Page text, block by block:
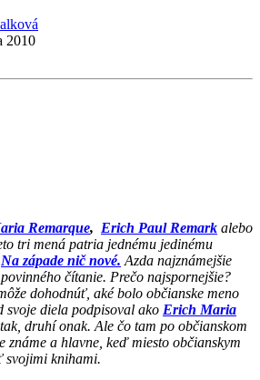
2010
Remarque, Erich Paul Remark alebo
tri mená patria jednému jedinému
Na západe nič nové. Azda najznámejšie
čítanie. Prečo najspornejšie?
dohodnúť, aké bolo občianske meno
svoje diela podpisoval ako Erich Maria
druhí onak. Ale čo tam po občianskom
známe a hlavne, keď miesto občianskym
svojimi knihami.